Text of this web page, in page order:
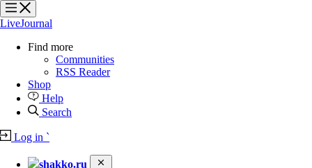
?
?
?
?
LiveJournal
Find more
Communities
RSS Reader
Shop
Help
Search
Log in `
shakko.ru